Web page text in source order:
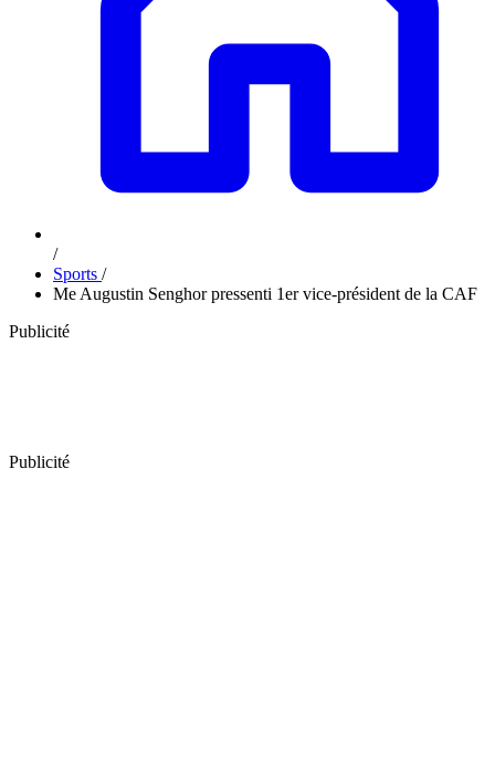
/
Sports /
Me Augustin Senghor pressenti 1er vice-président de la CAF
Publicité
Publicité